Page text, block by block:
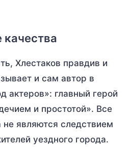
Хлестаков правдив и
и сам автор в
актеров»: главный герой
и простотой». Все
являются следствием
уездного города.